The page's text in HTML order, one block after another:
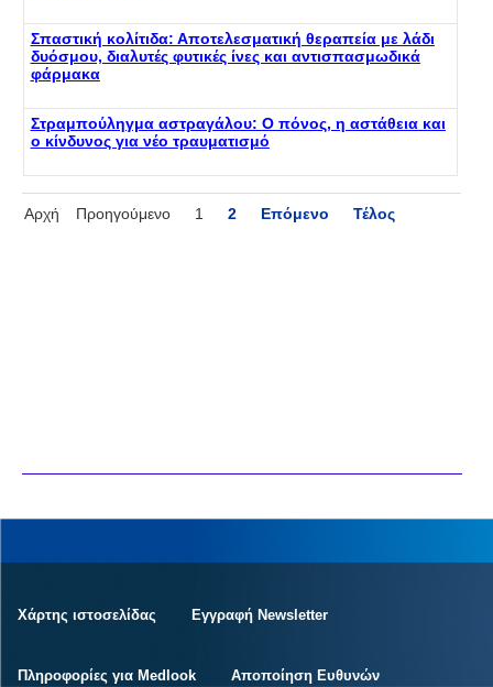
Σπαστική κολίτιδα: Αποτελεσματική θεραπεία με λάδι
δυόσμου, διαλυτές φυτικές ίνες και αντισπασμωδικά
φάρμακα
Στραμπούληγμα αστραγάλου: Ο πόνος, η αστάθεια και
ο κίνδυνος για νέο τραυματισμό
Αρχή Προηγούμενο 1 2 Επόμενο Τέλος
Χάρτης ιστοσελίδας Εγγραφή Newsletter
Πληροφορίες για Medlook Αποποίηση Ευθυνών